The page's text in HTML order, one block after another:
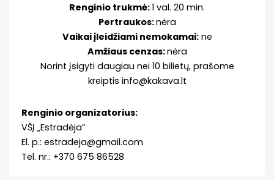
Renginio trukmė:1 val. 20 min.
Pertraukos:nėra
Vaikai įleidžiami nemokamai:ne
Amžiaus cenzas:nėra
Norint įsigyti daugiau nei 10 bilietų, prašome
kreiptis info@kakava.lt
Renginio organizatorius:
VŠĮ „Estradėja“
El. p.: estradeja@gmail.com
Tel. nr.: +370 675 86528